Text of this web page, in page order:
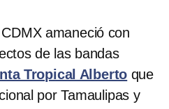
amaneció con
de las bandas
Tropical Alberto que
por Tamaulipas y